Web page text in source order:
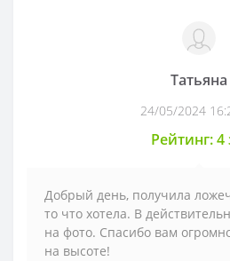
Татьяна
24/05/2024
Рейтинг: 4
Добрый день, получила
то что хотела. В
на фото. Спасибо вам
на высоте!